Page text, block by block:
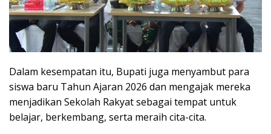
Dalam kesempatan itu, Bupati juga menyambut para
siswa baru Tahun Ajaran 2026 dan mengajak mereka
menjadikan Sekolah Rakyat sebagai tempat untuk
belajar, berkembang, serta meraih cita-cita.